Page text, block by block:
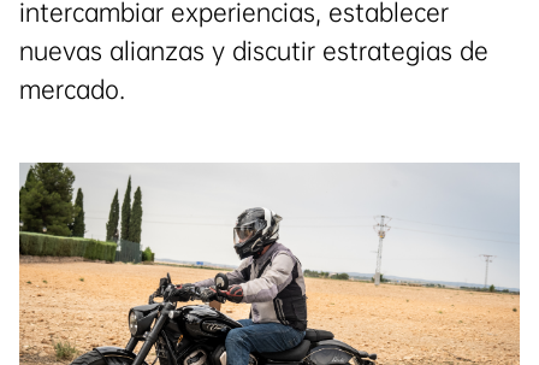
intercambiar experiencias, establecer
nuevas alianzas y discutir estrategias de
mercado.